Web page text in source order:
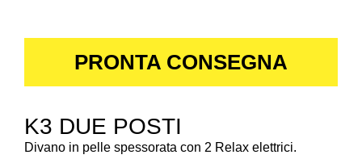
PRONTA CONSEGNA
K3 DUE POSTI
Divano in pelle spessorata con 2 Relax elettrici.